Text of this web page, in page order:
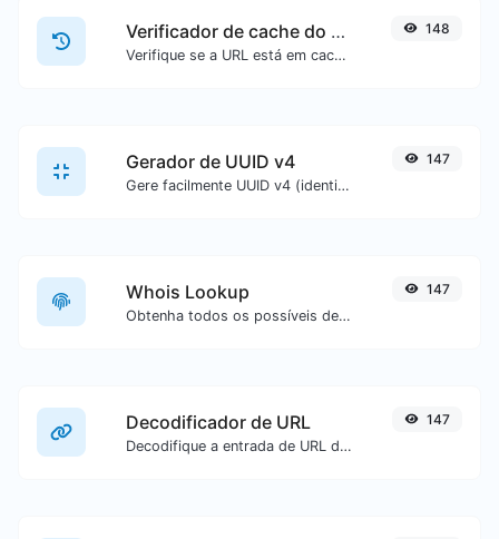
Verificador de cache do Google
Verifique se a URL está em cache ou não pelo Google.
148
Gerador de UUID v4
Gere facilmente UUID v4 (identificador universalmente único) com a ajuda da nossa ferramenta.
147
Whois Lookup
Obtenha todos os possíveis detalhes sobre um nome de domínio.
147
Decodificador de URL
Decodifique a entrada de URL de volta para texto normal.
147